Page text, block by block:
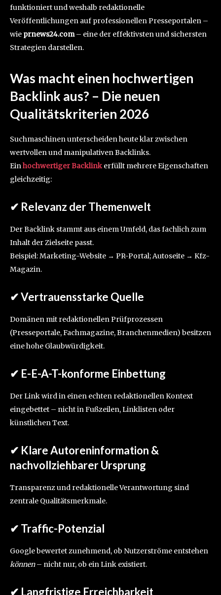
funktioniert und weshalb redaktionelle
Veröffentlichungen auf professionellen Presseportalen –
wie prnews24.com– eine der effektivsten und sichersten
Strategien darstellen.
Was macht einen hochwertigen
Backlink aus? – Die neuen
Qualitätskriterien 2026
Suchmaschinen unterscheiden heute klar zwischen
wertvollen und manipulativen Backlinks.
Einhochwertiger Backlinkerfüllt mehrere Eigenschaften
gleichzeitig:
✔ Relevanz der Themenwelt
Der Backlink stammt aus einem Umfeld, das fachlich zum
Inhalt der Zielseite passt.
Beispiel: Marketing-Website → PR-Portal; Autoseite → Kfz-
Magazin.
✔ Vertrauensstarke Quelle
Domänen mit redaktionellen Prüfprozessen
(Presseportale, Fachmagazine, Branchenmedien) besitzen
eine hohe Glaubwürdigkeit.
✔ E-E-A-T-konforme Einbettung
Der Link wird in einen echten redaktionellen Kontext
eingebettet – nicht in Fußzeilen, Linklisten oder
künstlichen Text.
✔ Klare Autoreninformation &
nachvollziehbarer Ursprung
Transparenz und redaktionelle Verantwortung sind
zentrale Qualitätsmerkmale.
✔ Traffic-Potenzial
Google bewertet zunehmend, ob Nutzerströme entstehen
können– nicht nur, ob ein Link existiert.
✔ Langfristige Erreichbarkeit